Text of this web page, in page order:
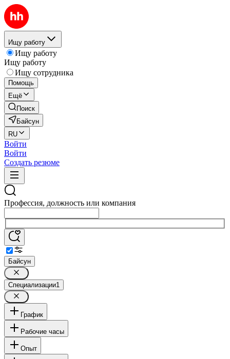
Ищу работу
Ищу работу
Ищу работу
Ищу сотрудника
Помощь
Ещё
Поиск
Байсун
RU
Войти
Войти
Создать резюме
Профессия, должность или компания
Байсун
Специализации1
График
Рабочие часы
Опыт